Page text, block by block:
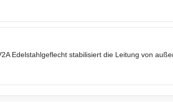
Edelstahlgeflecht stabilisiert die Leitung von